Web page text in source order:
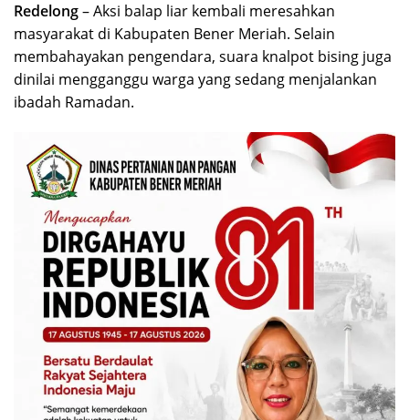
Redelong– Aksi balap liar kembali meresahkan
masyarakat di Kabupaten Bener Meriah. Selain
membahayakan pengendara, suara knalpot bising juga
dinilai mengganggu warga yang sedang menjalankan
ibadah Ramadan.